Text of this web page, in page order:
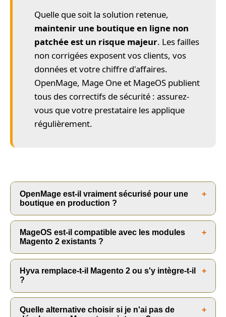
Quelle que soit la solution retenue,
maintenir une boutique en ligne non
patchée est un risque majeur. Les failles
non corrigées exposent vos clients, vos
données et votre chiffre d'affaires.
OpenMage, Mage One et MageOS publient
tous des correctifs de sécurité : assurez-
vous que votre prestataire les applique
régulièrement.
OpenMage est-il vraiment sécurisé pour une
boutique en production ?
Oui, à condition de suivre les mises à jour
publiées par la communauté. OpenMage LTS
publie régulièrement des correctifs de sécurité
qui comblent les vulnérabilités de Magento 1. La
clé est d'appliquer ces patchs rapidement et de
maintenir une veille active sur le dépôt GitHub
du projet.
MageOS est-il compatible avec les modules
Magento 2 existants ?
Dans la grande majorité des cas, oui. MageOS
est un fork de Magento Open Source 2 et
modules et d'extensions Magento 2. Quelques
Hyva remplace-t-il Magento 2 ou s'y intègre-t-il
?
Hyva s'intègre à Magento 2 : il remplace
uniquement la couche front-end (thème) sans
Quelle alternative choisir si je n'ai pas de